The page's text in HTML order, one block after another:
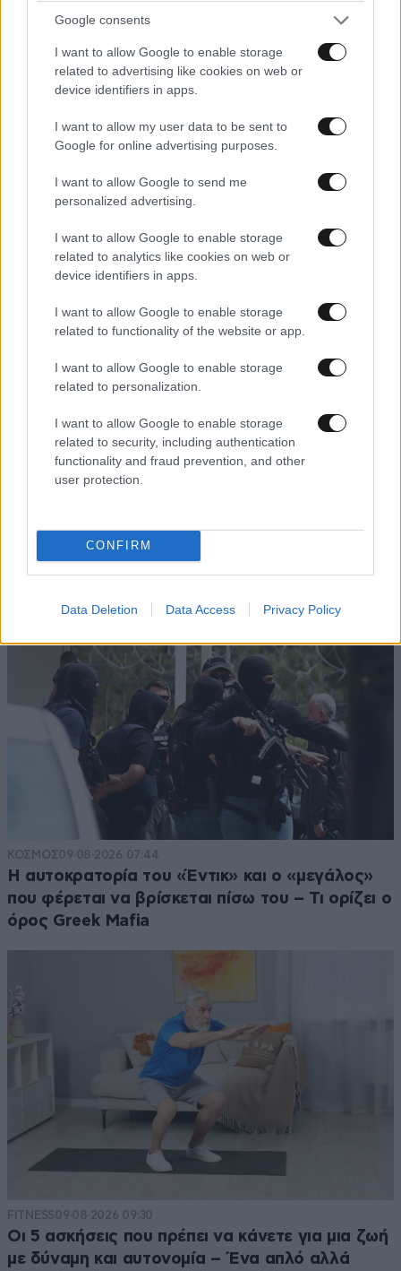
Google consents
I want to allow Google to enable storage
related to advertising like cookies on web or
device identifiers in apps.
I want to allow my user data to be sent to
Google for online advertising purposes.
I want to allow Google to send me
personalized advertising.
I want to allow Google to enable storage
related to analytics like cookies on web or
device identifiers in apps.
I want to allow Google to enable storage
related to functionality of the website or app.
I want to allow Google to enable storage
related to personalization.
I want to allow Google to enable storage
related to security, including authentication
functionality and fraud prevention, and other
user protection.
CONFIRM
Data Deletion Data Access Privacy Policy
ΚΟΣΜΟΣ 35 λ. πριν
«Ο εφιάλτης μου στο πλοίο-σκλαβιά των
υπέστη χρόνια κακοποίησης
ΚΟΣΜΟΣ09·08·2026 07:44
Η αυτοκρατορία του «Έντικ» και ο «μεγάλος»
που φέρεται να βρίσκεται πίσω του – Τι ορίζει ο
όρος Greek Mafia
FITNESS09·08·2026 09:30
Οι 5 ασκήσεις που πρέπει να κάνετε για μια ζωή
με δύναμη και αυτονομία – Ένα απλό αλλά